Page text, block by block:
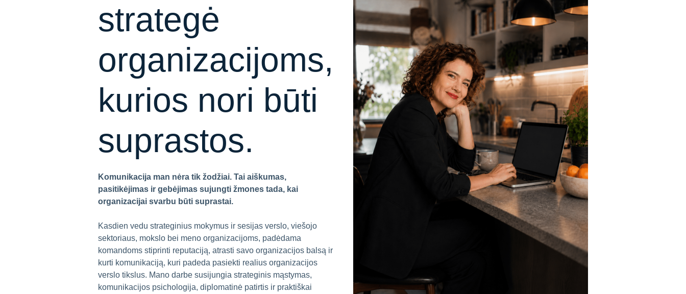
strategė
organizacijoms,
kurios nori būti
suprastos.
Komunikacija man nėra tik žodžiai. Tai aiškumas,
pasitikėjimas ir gebėjimas sujungti žmones tada, kai
organizacijai svarbu būti suprastai.
Kasdien vedu strateginius mokymus ir sesijas verslo, viešojo
sektoriaus, mokslo bei meno organizacijoms, padėdama
komandoms stiprinti reputaciją, atrasti savo organizacijos balsą ir
kurti komunikaciją, kuri padeda pasiekti realius organizacijos
verslo tikslus. Mano darbe susijungia strateginis mąstymas,
komunikacijos psichologija, diplomatinė patirtis ir praktiškai